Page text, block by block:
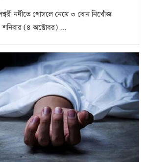
নদীতে গোসলে নেমে ৩ বোন নিখোঁজ
শনিবার (৪ অক্টোবর) …